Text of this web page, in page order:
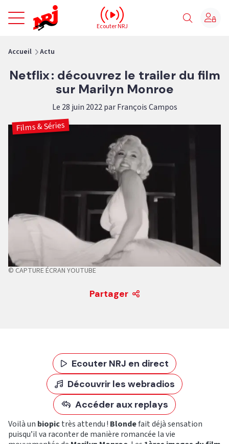
NRJ - Accueil
Ecouter NRJ
Accueil Actu
Netflix : découvrez le trailer du film
sur Marilyn Monroe
Le 28 juin 2022 par François Campos
Films & Séries
© CAPTURE ÉCRAN YOUTUBE
Partager
Ecouter NRJ en direct
Découvrir les webradios
Accéder aux replays
Voilà un biopictrès attendu ! Blondefait déjà sensation
puisqu’il va raconter de manière romancée la vie